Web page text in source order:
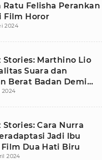
Ratu Felisha Perankan
Film Horor
2024
Stories: Marthino Lio
Suara dan
Berat Badan Demi
Fredly
2024
Stories: Cara Nurra
Jadi Ibu
Dua Hati Biru
2024